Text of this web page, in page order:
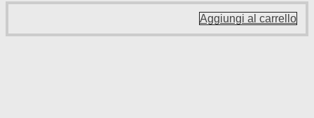
Aggiungi al carrello